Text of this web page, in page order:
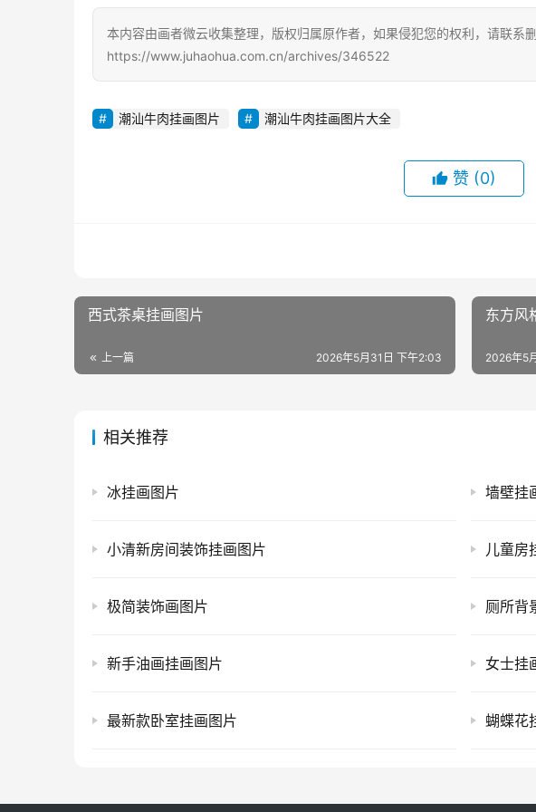
本内容由画者微云收集整理，版权归属原作者，如果侵犯您的权利，请联系
https://www.juhaohua.com.cn/archives/346522
潮汕牛肉挂画图片 潮汕牛肉挂画图片大全
赞 (0)
西式茶桌挂画图片
上一篇 2026年5月31日 下午2:03
东方风
2026年5
相关推荐
冰挂画图片 墙壁挂
小清新房间装饰挂画图片 儿童房
极简装饰画图片 厕所背
新手油画挂画图片 女士挂
最新款卧室挂画图片 蝴蝶花